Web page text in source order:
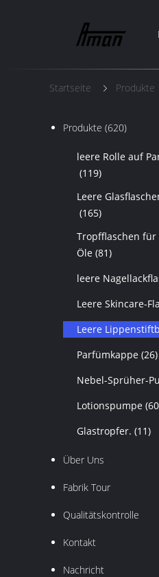
Startseite Produkte
Produkte (620)
leere Rolle auf
(119)
Leere
(165)
Tropfflaschen
Öle (81)
leere
Leere Skincare-
Leere
Parfümkappe (26)
Nebel-Sprüher-
Lotionspumpe
Glastropfer. (11)
Über Uns
Fabrik Tour
Qualitätskontrolle
Kontakt
Nachricht